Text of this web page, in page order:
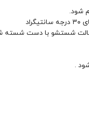
شود.
شستشو با دست شسته
.